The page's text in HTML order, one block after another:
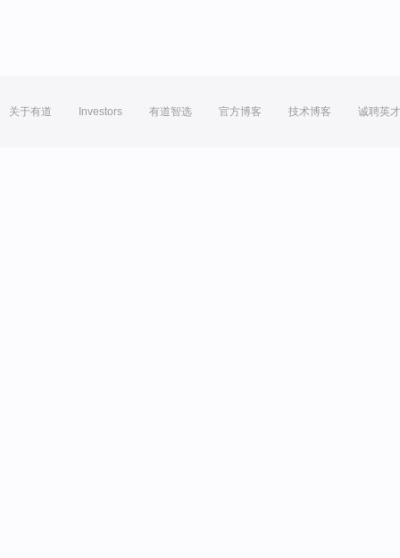
关于有道 Investors 有道智选 官方博客 技术博客 诚聘英才